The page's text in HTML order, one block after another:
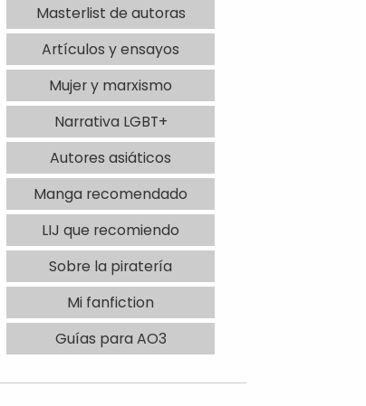
Masterlist de autoras
Artículos y ensayos
Mujer y marxismo
Narrativa LGBT+
Autores asiáticos
Manga recomendado
LIJ que recomiendo
Sobre la piratería
Mi fanfiction
Guías para AO3